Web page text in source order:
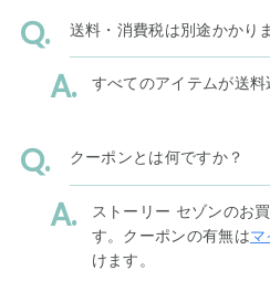
送料・消費税は別途かかり
すべてのアイテムが送料
クーポンとは何ですか？
ストーリー セゾンのお
す。クーポンの有無はマ
けます。